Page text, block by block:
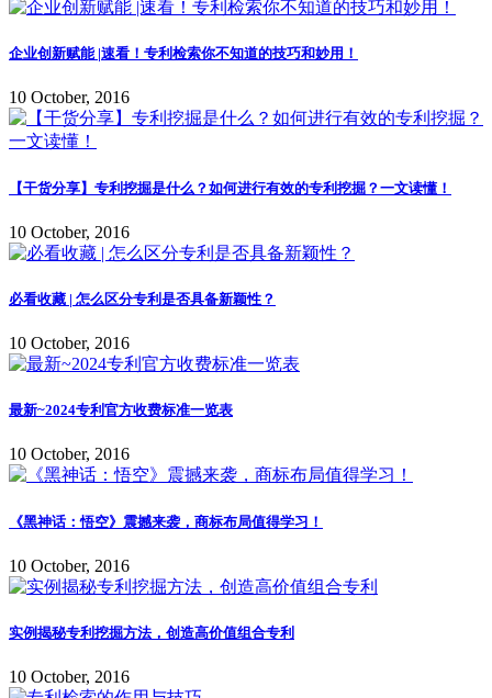
企业创新赋能 |速看！专利检索你不知道的技巧和妙用！
10 October, 2016
【干货分享】专利挖掘是什么？如何进行有效的专利挖掘？一文读懂！
10 October, 2016
必看收藏 | 怎么区分专利是否具备新颖性？
10 October, 2016
最新~2024专利官方收费标准一览表
10 October, 2016
《黑神话：悟空》震撼来袭，商标布局值得学习！
10 October, 2016
实例揭秘专利挖掘方法，创造高价值组合专利
10 October, 2016